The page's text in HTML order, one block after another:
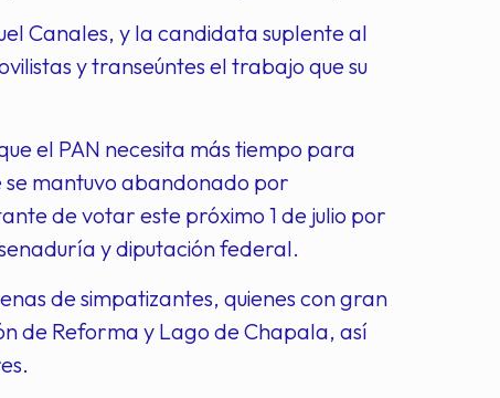
Canales, y la candidata suplente al
y transeúntes el trabajo que su
el PAN necesita más tiempo para
mantuvo abandonado por
de votar este próximo 1 de julio por
y diputación federal.
de simpatizantes, quienes con gran
de Reforma y Lago de Chapala, así